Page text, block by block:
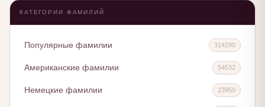
КАТЕГОРИИ ФАМИЛИЙ
Популярные фамилии 314290
Американские фамилии 54532
Немецкие фамилии 23950